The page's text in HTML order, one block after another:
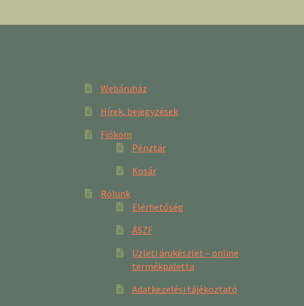
Webáruház
Hírek, bejegyzések
Fiókom
Pénztár
Kosár
Rólunk
Elérhetőség
ÁSZF
Üzleti árukészlet – online
termékpaletta
Adatkezelési tájékoztató